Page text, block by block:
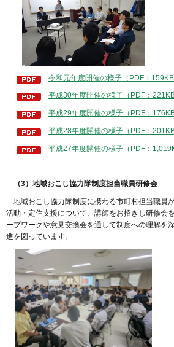
令和元年度開催の様子（PDF：159KB
平成30年度開催の様子（PDF：221KB
平成29年度開催の様子（PDF：176KB
平成28年度開催の様子（PDF：201KB
平成27年度開催の様子（PDF：
（3）地域おこし協力隊制度担当職員研修会
地域おこし協力隊制度に携わる市町村担当職員
活動・定住支援について、講師をお招きし研修会
ープワークや意見交換会を通して制度への理解を
進を図っています。